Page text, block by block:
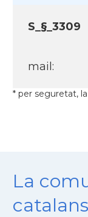
S_§_3309
mail:
* per seguretat,
La